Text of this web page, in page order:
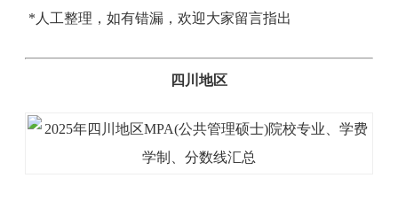
*人工整理，如有错漏，欢迎大家留言指出
四川地区